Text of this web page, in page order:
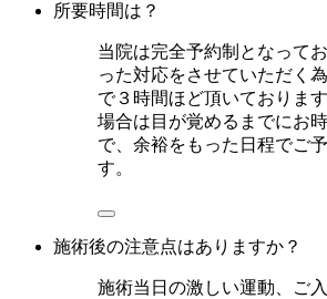
所要時間は？
当院は完全予約制となって
った対応をさせていただく
で３時間ほど頂いておりま
場合は目が覚めるまでにお
で、余裕をもった日程でご
す。
施術後の注意点はありますか？
施術当日の激しい運動、ご